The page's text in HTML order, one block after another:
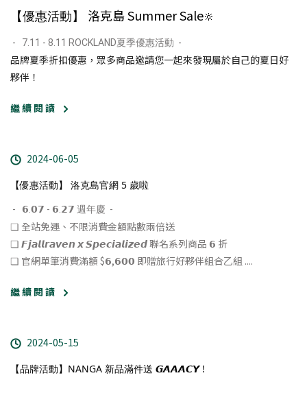
【優惠活動】 洛克島 Summer Sale🔆
​ - ​ ​ 7.11 - 8.11 ROCKLAND夏季優惠活動 ​ - ​
品牌夏季折扣優惠，眾多商品邀請您一起來發現屬於自己的夏日好
夥伴！
繼 續 閱 讀
2024-06-05
【優惠活動】 洛克島官網 5 歲啦
​ - ​ ​ 𝟲.𝟬𝟳 - 𝟲.𝟮𝟳 週年慶 ​ - ​
❏ 全站免運、不限消費金額點數兩倍送
❏ 𝙁𝙟𝙖𝙡𝙡𝙧𝙖𝙫𝙚𝙣 𝙭 𝙎𝙥𝙚𝙘𝙞𝙖𝙡𝙞𝙯𝙚𝙙 聯名系列商品 𝟲 折
❏ 官網單筆消費滿額 $𝟲,𝟲𝟬𝟬 即贈旅行好夥伴組合乙組 ....
繼 續 閱 讀
2024-05-15
【品牌活動】NANGA 新品滿件送 𝙂𝘼𝘼𝘼𝘾𝙔 !